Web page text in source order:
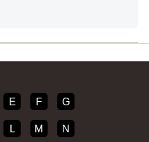
E F G
L M N